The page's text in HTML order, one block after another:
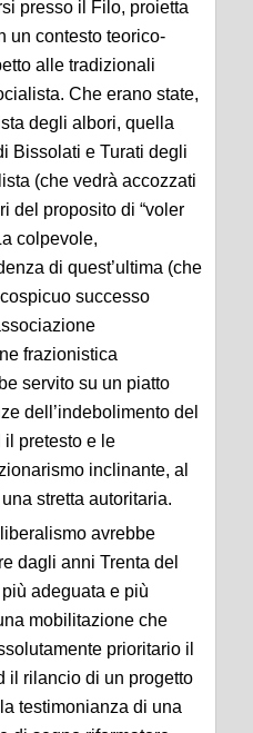
presso il Filo, proietta
un contesto teorico-
alle tradizionali
Che erano state,
degli albori, quella
Bissolati e Turati degli
(che vedrà accozzati
del proposito di “voler
colpevole,
di quest’ultima (che
successo
frazionistica
servito su un piatto
dell’indebolimento del
il pretesto e le
inclinante, al
stretta autoritaria.
avrebbe
dagli anni Trenta del
adeguata e più
mobilitazione che
prioritario il
il rilancio di un progetto
testimonianza di una